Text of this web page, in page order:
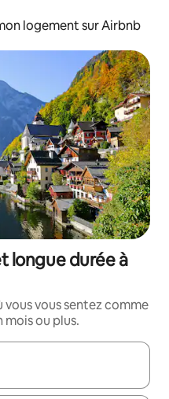
logement sur Airbnb
longue durée à
vous sentez comme
mois ou plus.
utilisez les flèches vers le